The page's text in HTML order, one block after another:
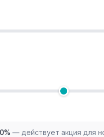
— действует акция для